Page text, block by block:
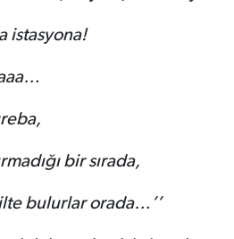
istasyona!
bir sırada,
bulurlar orada…’’